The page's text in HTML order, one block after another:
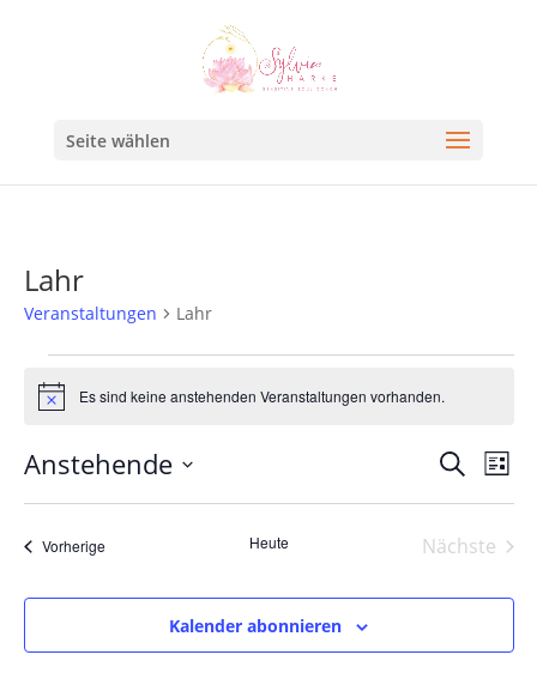
Seite wählen
Lahr
Veranstaltungen Lahr
HinweisEs sind keine anstehenden Veranstaltungen vorhanden.
Suche
und
SucheListe
Anstehende
Datum
wählen.
VorherigeVeranstaltungen Heute
Nächste
Kalender abonnieren